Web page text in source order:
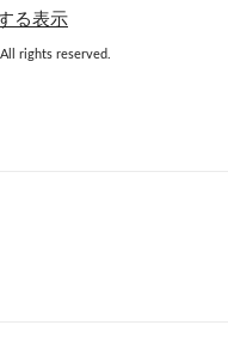
る表示
rights reserved.